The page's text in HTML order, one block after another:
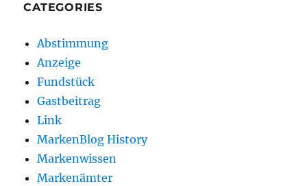
CATEGORIES
Abstimmung
Anzeige
Fundstück
Gastbeitrag
Link
MarkenBlog History
Markenwissen
Markenämter